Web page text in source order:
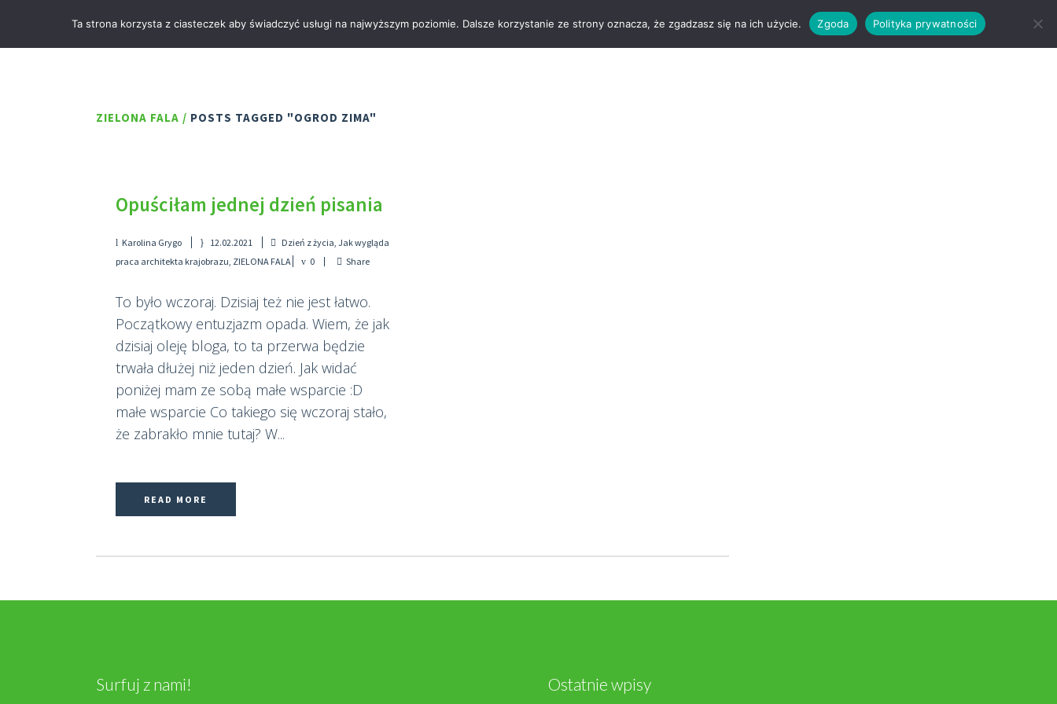
KONTAKT BLOG
ZIELONA FALA / POSTS TAGGED "OGROD ZIMA"
Opuściłam jednej dzień pisania
Karolina Grygo 12.02.2021 Dzień z życia, Jak wygląda
praca architekta krajobrazu, ZIELONA FALA 0 Share
To było wczoraj. Dzisiaj też nie jest łatwo.
Początkowy entuzjazm opada. Wiem, że jak
dzisiaj oleję bloga, to ta przerwa będzie
trwała dłużej niż jeden dzień. Jak widać
poniżej mam ze sobą małe wsparcie :D
małe wsparcie Co takiego się wczoraj stało,
że zabrakło mnie tutaj? W...
READ MORE
Surfuj z nami! Ostatnie wpisy
Ta strona korzysta z ciasteczek aby świadczyć usługi na najwyższym poziomie. Dalsze korzystanie ze strony oznacza, że zgadzasz się na ich użycie. Zgoda Polityka prywatności